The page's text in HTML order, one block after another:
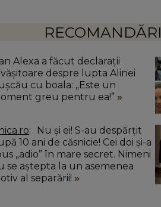
RECOMANDĂRI
Alexa a făcut declarații
despre lupta Alinei
cu boala: „Este un
greu pentru ea!”
10 ani de căsnicie! Cei doi și-a
„adio” în mare secret. Nimeni
se aștepta la un asemenea
al separării!